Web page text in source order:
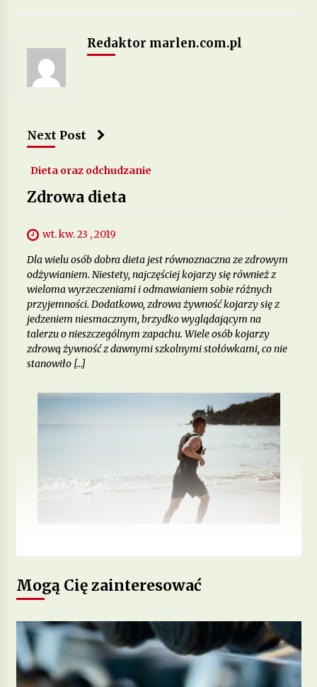
stawów?
11 miesięcy ago
Redaktor marlen.com.pl
Next Post
Dieta oraz odchudzanie
Zdrowa dieta
wt. kw. 23 , 2019
Dla wielu osób dobra dieta jest równoznaczna ze zdrowym
odżywianiem. Niestety, najczęściej kojarzy się również z
wieloma wyrzeczeniami i odmawianiem sobie różnych
przyjemności. Dodatkowo, zdrowa żywność kojarzy się z
jedzeniem niesmacznym, brzydko wyglądającym na
talerzu o nieszczególnym zapachu. Wiele osób kojarzy
zdrową żywność z dawnymi szkolnymi stołówkami, co nie
stanowiło […]
Mogą Cię zainteresować